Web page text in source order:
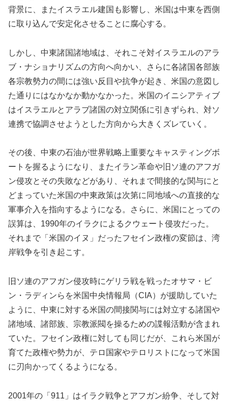
背景に、またイスラエル建国も影響し、米国は中東を西側
に取り込んで安定化させることに腐心する。
しかし、中東諸国諸地域は、それこそ対イスラエルのアラ
ブ・ナショナリズムの方向へ向かい、さらに各諸国各部族
各宗教勢力の間には強い反目や抗争が起き、米国の意図し
た通りにはなかなか動かなかった。米国のイニシアティブ
はイスラエルとアラブ諸国の対立関係に引きずられ、対ソ
連携で協調させようとした方向から大きくズレていく。
その後、中東の石油が世界戦略上重要なキャスティングボ
ートを握るようになり、またイラン革命や旧ソ連のアフガ
ン侵攻とその失敗などがあり、それまで間接的な関与にと
どまっていた米国の中東政策は次第に同地域への直接的な
軍事介入を指向するようになる。さらに、米国にとっての
誤算は、1990年のイラクによるクウェート侵攻だった。
それまで「米国のイヌ」だったフセイン政権の変節は、湾
岸戦争を引き起こす。
旧ソ連のアフガン侵攻時にゲリラ戦を戦ったオサマ・ビ
ン・ラディンらを米国中央情報局（CIA）が援助していた
ように、中東に対する米国の間接関与には対立する諸国や
諸地域、諸部族、宗教派閥を操るための諜報活動が含まれ
ていた。フセイン政権に対しても同じだが、これら米国が
育てた政権や勢力が、テロ国家やテロリストになって米国
に刃向かってくるようになる。
2001年の「911」はイラク戦争とアフガン紛争、そして対